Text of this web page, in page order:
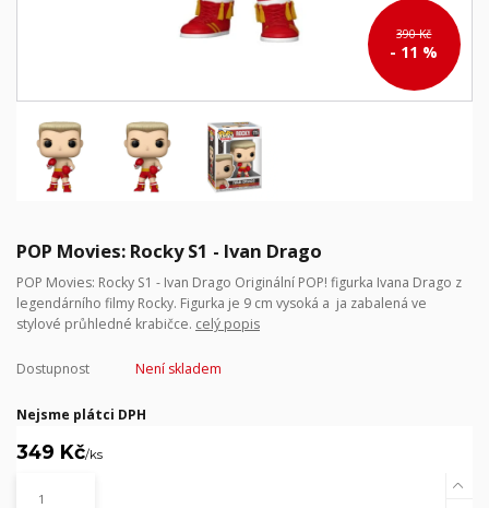
390 Kč
- 11 %
POP Movies: Rocky S1 - Ivan Drago
POP Movies: Rocky S1 - Ivan Drago Originální POP! figurka Ivana Drago z
legendárního filmy Rocky. Figurka je 9 cm vysoká a ja zabalená ve
stylové průhledné krabičce. celý popis
Dostupnost Není skladem
Nejsme plátci DPH
349 Kč/ks